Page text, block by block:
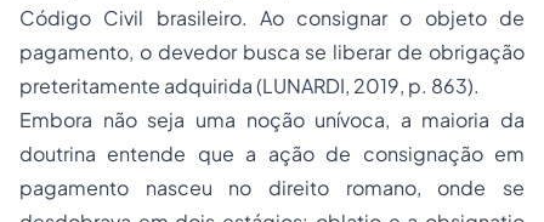
Código Civil brasileiro. Ao consignar o objeto de
pagamento, o devedor busca se liberar de obrigação
preteritamente adquirida (LUNARDI, 2019, p. 863).
Embora não seja uma noção unívoca, a maioria da
doutrina entende que a ação de consignação em
pagamento nasceu no direito romano, onde se